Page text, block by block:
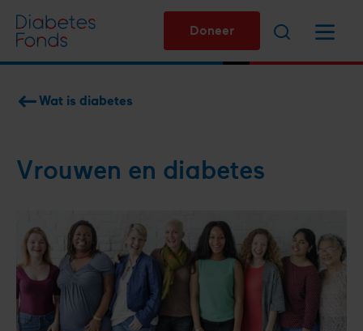
naar
de
gaan
Doneer
Wat is diabetes
Vrouwen en diabetes